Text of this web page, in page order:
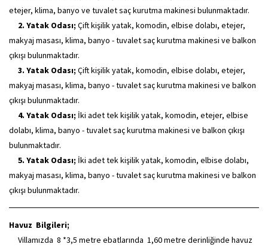
etejer, klima, banyo ve tuvalet saç kurutma makinesi bulunmaktadır.
2. Yatak Odası; Çift kişilik yatak, komodin, elbise dolabı, etejer,
makyaj masası, klima, banyo - tuvalet saç kurutma makinesi ve balkon
çıkışı bulunmaktadır.
3. Yatak Odası; Çift kişilik yatak, komodin, elbise dolabı, etejer,
makyaj masası, klima, banyo - tuvalet saç kurutma makinesi ve balkon
çıkışı bulunmaktadır.
4. Yatak Odası; İki adet tek kişilik yatak, komodin, etejer, elbise
dolabı, klima, banyo - tuvalet saç kurutma makinesi ve balkon çıkışı
bulunmaktadır.
5. Yatak Odası; İki adet tek kişilik yatak, komodin, elbise dolabı,
makyaj masası, klima, banyo - tuvalet saç kurutma makinesi ve balkon
çıkışı bulunmaktadır.
Havuz Bilgileri;
Villamızda 8 *3,5 metre ebatlarında 1,60 metre derinliğinde havuz